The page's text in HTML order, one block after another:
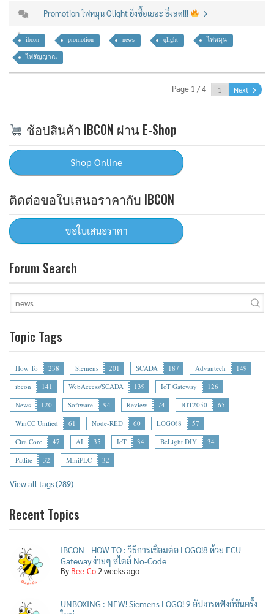
Promotion ไฟหมุน Qlight ยิ่งซื้อเยอะ ยิ่งลด!!!
ibcon promotion news qlight ไฟหมุน
ไฟสัญญาณ
Page 1 / 4 Next
ช้อปสินค้า IBCON ผ่าน E-Shop
ติดต่อขอใบเสนอราคากับ IBCON
Forum Search
Topic Tags
How To 238 Siemens 201 SCADA 187 Advantech
149
ibcon
141 WebAccess/SCADA 139 IoT Gateway
126
News
120 Software 94 Review 74 IOT2050
65
WinCC Unified
61 Node-RED 60 LOGO!8
57
Cira Core
47 AI 35 IoT 34 BeLight DIY
34
Patlite
32 MiniPLC 32
View all tags (289)
Recent Topics
IBCON - HOW TO : วิธีการเชื่อมต่อ LOGO!8 ด้วย ECU
Gateway ง่ายๆ สไตล์ No-Code
By Bee-Co2 weeks ago
UNBOXING : NEW! Siemens LOGO! 9 อัปเกรดฟังก์ชันครั้ง